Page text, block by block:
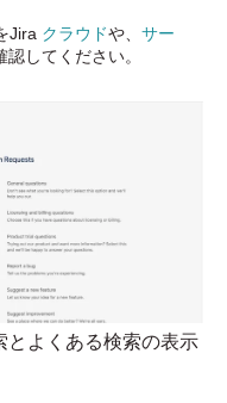
Jira クラウドや、 サー
してください。
とよくある検索の表示